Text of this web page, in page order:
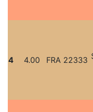
4 4.00 FRA 22333